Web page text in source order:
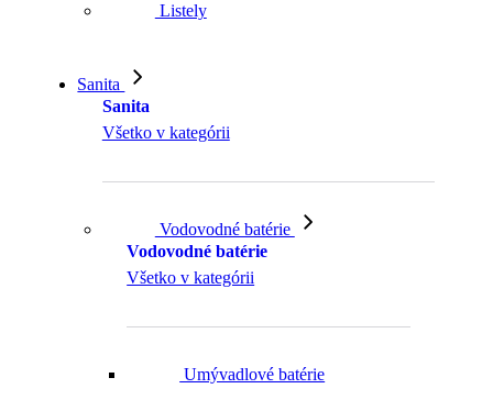
Listely
Sanita
Sanita
Všetko v kategórii
Vodovodné batérie
Vodovodné batérie
Všetko v kategórii
Umývadlové batérie